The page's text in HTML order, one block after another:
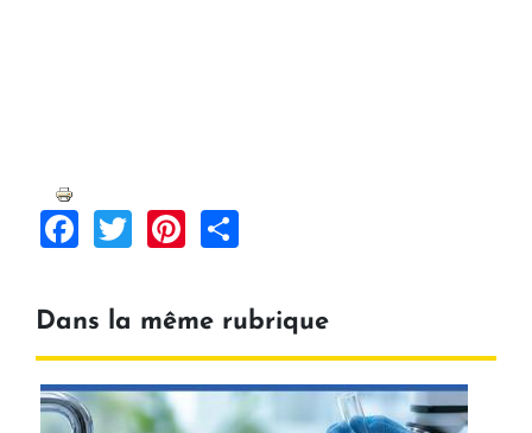
Facebook
TwitterPinterest
Dans la même rubrique